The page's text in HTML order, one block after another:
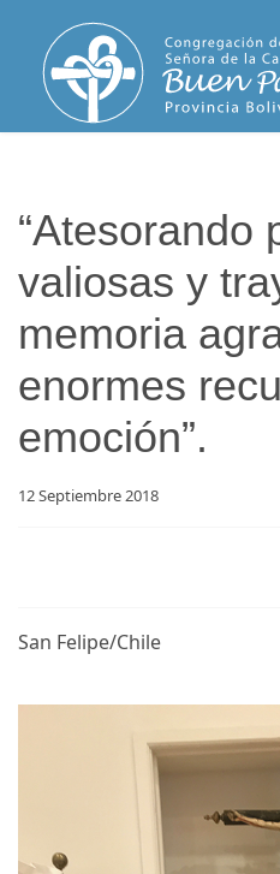
“Atesorando
valiosas y
memoria
enormes
emoción”.
12 Septiembre 2018
San Felipe/Chile